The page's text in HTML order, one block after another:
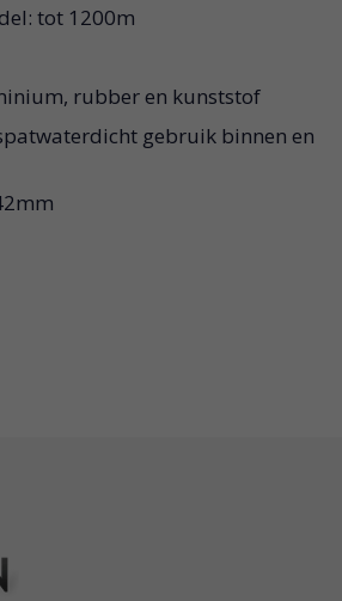
tot 1200m
rubber en kunststof
gebruik binnen en